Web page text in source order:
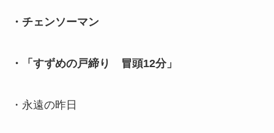
・チェンソーマン
・「すずめの戸締り 冒頭12分」
・永遠の昨日